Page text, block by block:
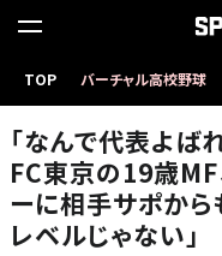
TOP バーチャル高校野球
「なんで代表よば
FC東京の19歳MF
ーに相手サポから
レベルじゃない」